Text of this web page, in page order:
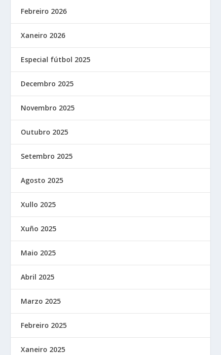
Febreiro 2026
Xaneiro 2026
Especial fútbol 2025
Decembro 2025
Novembro 2025
Outubro 2025
Setembro 2025
Agosto 2025
Xullo 2025
Xuño 2025
Maio 2025
Abril 2025
Marzo 2025
Febreiro 2025
Xaneiro 2025